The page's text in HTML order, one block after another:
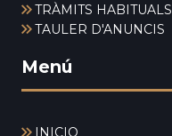
TRÀMITS HABITUALS
TAULER D'ANUNCIS
Menú
INICIO